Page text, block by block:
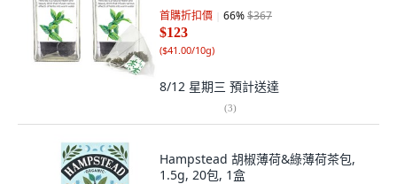
首購折扣價 66%$367
$123
($41.00/10g)
8/12 星期三 預計送達
(3)
Hampstead 胡椒薄荷&綠薄荷茶包,
1.5g, 20包, 1盒